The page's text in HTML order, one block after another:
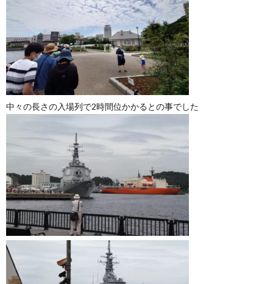
中々の長さの入場列で2時間位かかるとの事でした